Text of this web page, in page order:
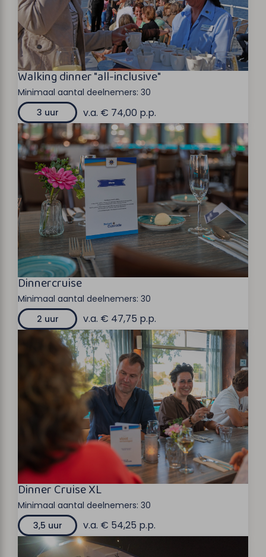
Walking dinner "all-inclusive"
Minimaal aantal deelnemers: 30
3 uur
v.a. € 74,00 p.p.
Dinnercruise
Minimaal aantal deelnemers: 30
2 uur
v.a. € 47,75 p.p.
Dinner Cruise XL
Minimaal aantal deelnemers: 30
3,5 uur
v.a. € 54,25 p.p.